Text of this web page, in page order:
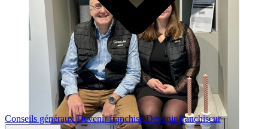
Conseils générauxDevenir franchiséDevenir franchiseur